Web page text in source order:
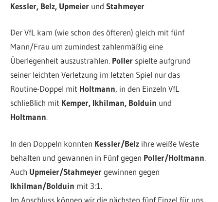
Kessler, Belz, Upmeier undStahmeyer
Der VfL kam (wie schon des öfteren) gleich mit fünf
Mann/Frau um zumindest zahlenmäßig eine
Überlegenheit auszustrahlen. Poller spielte aufgrund
seiner leichten Verletzung im letzten Spiel nur das
Routine-Doppel mit Holtmann, in den Einzeln VfL
schließlich mit Kemper, Ikhilman, Bolduin und
Holtmann.
In den Doppeln konnten Kessler/Belz ihre weiße Weste
behalten und gewannen in Fünf gegen Poller/Holtmann.
Auch Upmeier/Stahmeyergewinnen gegen
Ikhilman/Bolduin mit 3:1.
Im Anschluss können wir die nächsten fünf Einzel für uns